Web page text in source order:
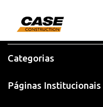
Categorias
Páginas Institucionais